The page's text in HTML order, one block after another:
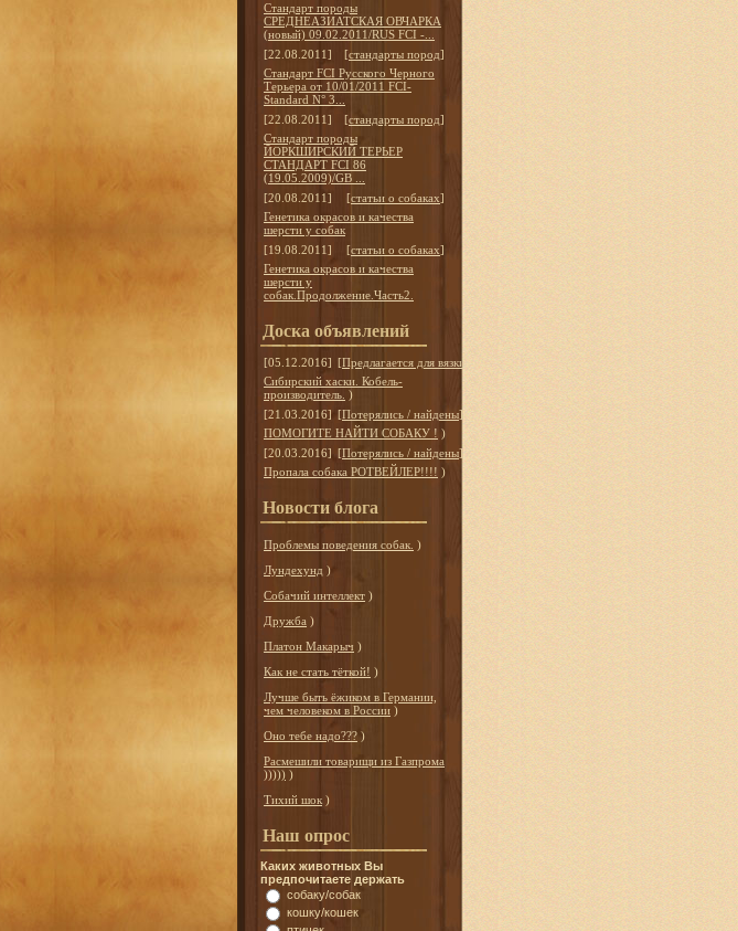
Стандарт породы
СРЕДНЕАЗИАТСКАЯ ОВЧАРКА
(новый) 09.02.2011/RUS FCI -...
[22.08.2011]
[стандарты пород]
Стандарт FCI Русского Черного
Терьера от 10/01/2011 FCI-
Standard N° 3...
[22.08.2011]
[стандарты пород]
Стандарт породы
ЙОРКШИРСКИЙ ТЕРЬЕР
СТАНДАРТ FCI 86
(19.05.2009)/GB ...
[20.08.2011]
[статьи о собаках]
Генетика окрасов и качества
шерсти у собак
[19.08.2011]
[статьи о собаках]
Генетика окрасов и качества
шерсти у
собак.Продолжение.Часть2.
Доска объявлений
[05.12.2016] [Предлагается для вязки
Сибирский хаски. Кобель-
производитель. )
[21.03.2016] [Потерялись / найдены]
ПОМОГИТЕ НАЙТИ СОБАКУ ! )
[20.03.2016] [Потерялись / найдены]
Пропала собака РОТВЕЙЛЕР!!!! )
Новости блога
Проблемы поведения собак. )
Лундехунд )
Собачий интеллект )
Дружба )
Платон Макарыч )
Как не стать тёткой! )
Лучше быть ёжиком в Германии,
чем человеком в России )
Оно тебе надо??? )
Расмешили товарищи из Газпрома
))))) )
Тихий шок )
Наш опрос
Каких животных Вы
предпочитаете держать
собаку/собак
кошку/кошек